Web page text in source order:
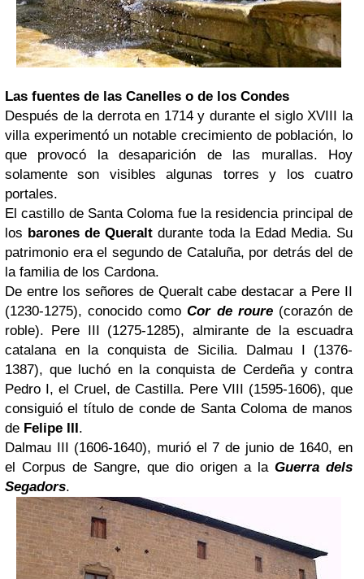
Las fuentes de las Canelles o de los Condes
Después de la derrota en 1714 y durante el siglo XVIII la
villa experimentó un notable crecimiento de población, lo
que provocó la desaparición de las murallas. Hoy
solamente son visibles algunas torres y los cuatro
portales.
El castillo de Santa Coloma fue la residencia principal de
los barones de Queralt durante toda la Edad Media. Su
patrimonio era el segundo de Cataluña, por detrás del de
la familia de los Cardona.
De entre los señores de Queralt cabe destacar a Pere II
(1230-1275), conocido comoCor de roure(corazón de
roble). Pere III (1275-1285), almirante de la escuadra
catalana en la conquista de Sicilia. Dalmau I (1376-
1387), que luchó en la conquista de Cerdeña y contra
Pedro I, el Cruel, de Castilla. Pere VIII (1595-1606), que
consiguió el título de conde de Santa Coloma de manos
de Felipe III.
Dalmau III (1606-1640), murió el 7 de junio de 1640, en
el Corpus de Sangre, que dio origen a la Guerra dels
Segadors.